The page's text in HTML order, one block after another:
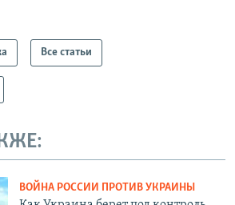
Все статьи
ВОЙНА РОССИИ ПРОТИВ УКРАИНЫ